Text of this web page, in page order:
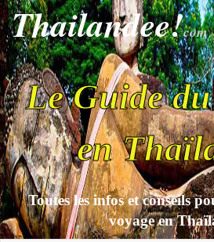
Thailandee!com
Le Guide
en
Toutes les infos et conseils
voyage en